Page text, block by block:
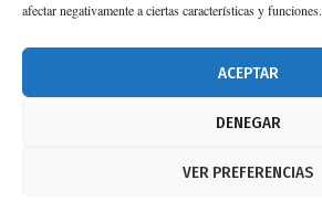
afectar negativamente a ciertas características y funciones.
ACEPTAR
DENEGAR
VER PREFERENCIAS